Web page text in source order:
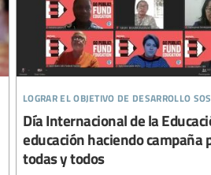
lograr el objetivo de desarrollo
Día Internacional de la
educación haciendo campaña
todas y todos